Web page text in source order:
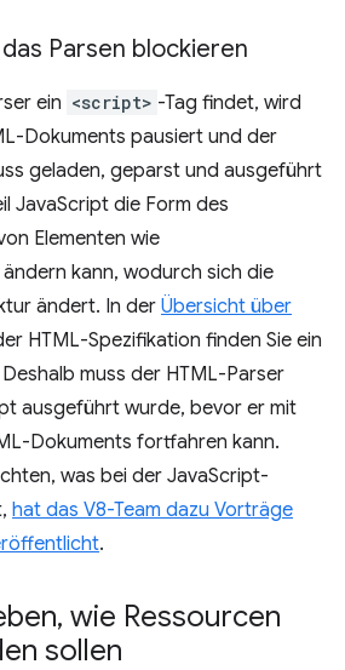
Parsen blockieren
ein <script> -Tag findet, wird
Dokuments pausiert und der
geladen, geparst und ausgeführt
JavaScript die Form des
Elementen wie
ändern kann, wodurch sich die
ändert. In der Übersicht über
HTML-Spezifikation finden Sie ein
muss der HTML-Parser
ausgeführt wurde, bevor er mit
Dokuments fortfahren kann.
was bei der JavaScript-
hat das V8-Team dazu Vorträge
.
, wie Ressourcen
sollen